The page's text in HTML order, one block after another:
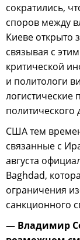
сократились,
споров между
Киеве открыто
связывая с
критической
и политологи
политического
США тем
связанные с
августа
Baghdad,
ограничения
санкционного
— Владимир